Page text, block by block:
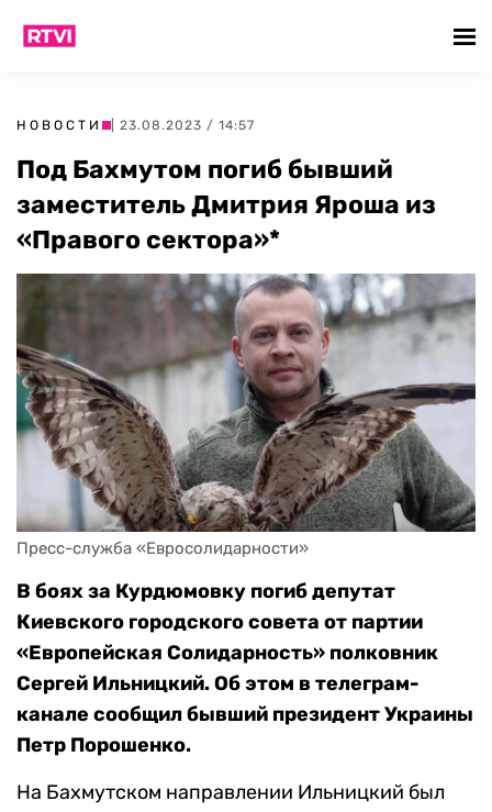
НОВОСТИ | 23.08.2023 / 14:57
Под Бахмутом погиб бывший
заместитель Дмитрия Яроша из
«Правого сектора»*
Пресс-служба «Евросолидарности»
В боях за Курдюмовку погиб депутат
Киевского городского совета от партии
«Европейская Солидарность» полковник
Сергей Ильницкий. Об этом в телеграм-
канале сообщил бывший президент Украины
Петр Порошенко.
На Бахмутском направлении Ильницкий был